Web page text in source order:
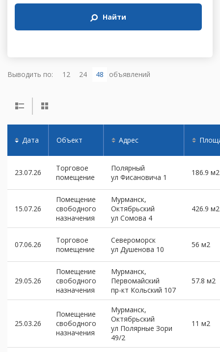
Найти
Выводить по: 12 24 48 объявлений
Дата Объект Адрес
23.07.26
Торговое
помещение
Полярный
ул Фисановича 1
186.9 м2
15.07.26
Помещение
свободного
назначения
Мурманск,
Октябрьский
ул Сомова 4
426.9 м2
07.06.26
Торговое
помещение
Североморск
ул Душенова 10
56 м2
29.05.26
Помещение
свободного
назначения
Мурманск,
Первомайский
пр-кт Кольский 107
57.8 м2
25.03.26
Помещение
свободного
назначения
Мурманск,
Октябрьский
ул Полярные Зори
49/2
11 м2